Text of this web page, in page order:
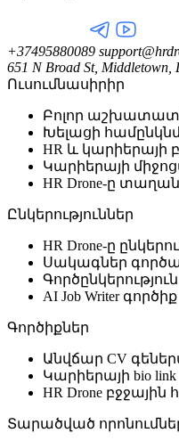
+37495880089
651 N Broad St, Middletown,
Ուսումնասիրիր
Բոլոր
Խելացի
HR և կարիերայի
Կարիերայի
HR Drone-ը
Ընկերություններ
HR Drone-ը
Սակագներ
AI Job Writer գործիք
Գործիքներ
Անվճար CV
Կարիերայի bio link
HR Drone բջջային
Տարածված